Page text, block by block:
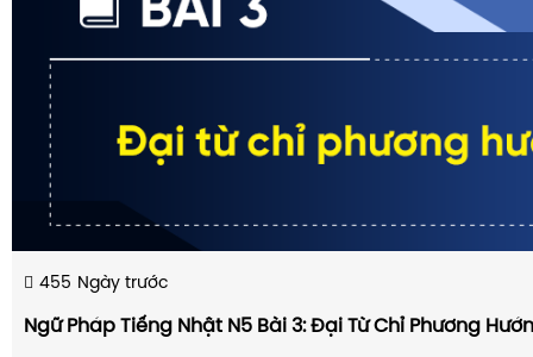
455 Ngày trước
Ngữ Pháp Tiếng Nhật N5 Bài 3: Đại Từ Chỉ Phương